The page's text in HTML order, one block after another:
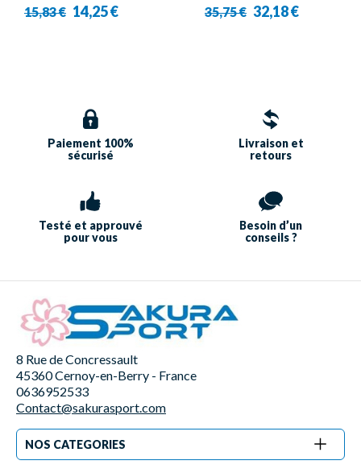
Long ( x3 )
15,83 € 14,25 € 35,75 € 32,18 €
Paiement 100%
sécurisé
Livraison et
retours
Testé et approuvé
pour vous
Besoin d’un
conseils ?
8 Rue de Concressault
45360 Cernoy-en-Berry - France
0636952533
Contact@sakurasport.com
NOS CATEGORIES